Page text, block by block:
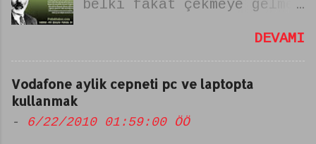
belki fakat çekmeye gelmez
istiklal marşı yazarımız
şiirin ismi "zulmu
başlıysam uysal koyun
DEVAMI
Vodafone aylik cepneti pc ve laptopta
kullanmak
- 6/22/2010 01:59:00 ÖÖ